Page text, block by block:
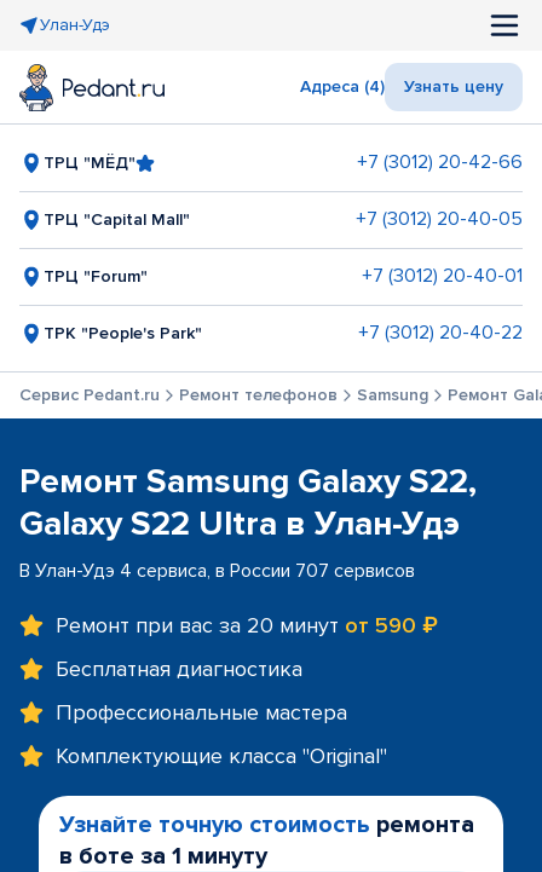
Улан-Удэ
Адреса (4) Узнать цену
ТРЦ "МЁД" +7 (3012) 20-42-66
ТРЦ "Capital Mall" +7 (3012) 20-40-05
ТРЦ "Forum" +7 (3012) 20-40-01
ТРК "People's Park" +7 (3012) 20-40-22
Сервис Pedant.ru Ремонт телефонов Samsung Ремонт
Ремонт Samsung Galaxy S22,
Galaxy S22 Ultra в Улан-Удэ
В Улан-Удэ 4 сервиса, в России 707 сервисов
Ремонт при вас за 20 минут от 590 ₽
Бесплатная диагностика
Профессиональные мастера
Комплектующие класса "Original"
Узнайте точную стоимость ремонта
в боте за 1 минуту